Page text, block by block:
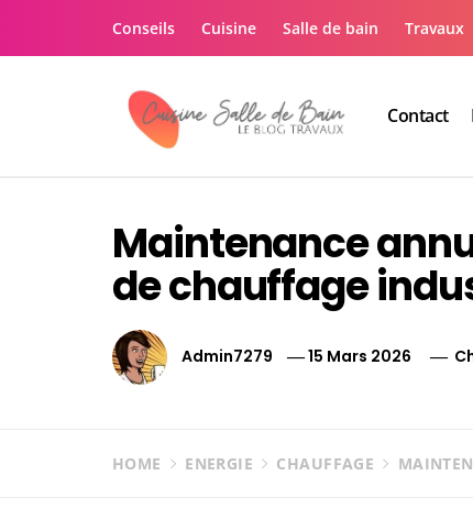
Conseils Cuisine Salle de bain Travaux
Contact
Maintenance
de chauffage
Admin7279 15 Mars 2026
HOME ENERGIE CHAUFFAGE